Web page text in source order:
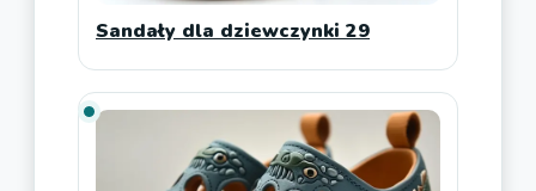
Sandały dla dziewczynki 29